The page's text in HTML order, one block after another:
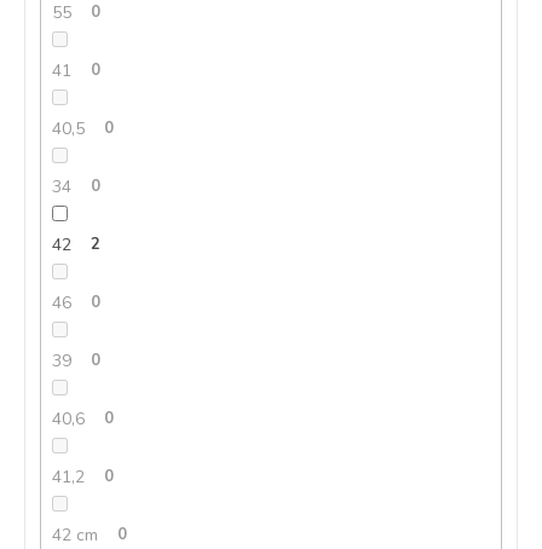
55 0
41 0
40,5 0
34 0
42 2
46 0
39 0
40,6 0
41,2 0
42 cm 0